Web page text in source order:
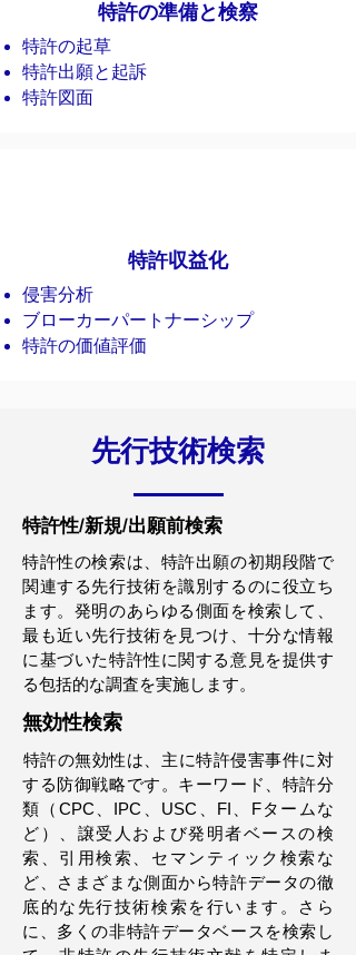
特許の準備と検察
特許の起草
特許出願と起訴
特許図面
特許収益化
侵害分析
ブローカーパートナーシップ
​特許の価値評価
先行技術検索
特許性/新規/出願前検索
特許性の検索は、特許出願の初期段階で
関連する先行技術を識別するのに役立ち
ます。発明のあらゆる側面を検索して、
最も近い先行技術を見つけ、十分な情報
に基づいた特許性に関する意見を提供す
る包括的な調査を実施します。
無効性検索
特許の無効性は、主に特許侵害事件に対
する防御戦略です。キーワード、特許分
類（CPC、IPC、USC、FI、Fタームな
ど）、譲受人および発明者ベースの検
索、引用検索、セマンティック検索な
ど、さまざまな側面から特許データの徹
底的な先行技術検索を行います。さら
に、多くの非特許データベースを検索し